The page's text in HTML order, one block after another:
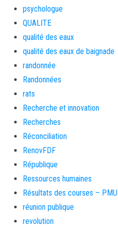
psychologue
QUALITE
qualité des eaux
qualité des eaux de baignade
randonnée
Randonnées
rats
Recherche et innovation
Recherches
Réconciliation
RenovFDF
République
Ressources humaines
Résultats des courses – PMU
réunion publique
revolution